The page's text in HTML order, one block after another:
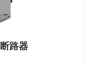
路器